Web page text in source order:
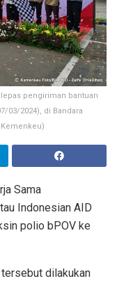
pengiriman bantuan
03/2024), di Bandara
Kemenkeu)
Sama
Indonesian AID
polio bPOV ke
dilakukan